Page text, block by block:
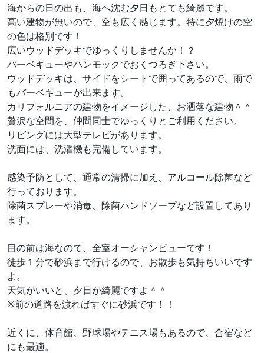
海からの日の出も、海へ沈む夕日もとても綺麗です。
高い建物が無いので、空も広く感じます。特に夕焼けの空
の色は格別です！
広いウッドデッキでゆっくりしませんか！？
バーベキューやハンモックでおくつろぎ下さい。
ウッドデッキは、サイドをシートで囲ってあるので、雨で
もバーベキューが出来ます。
カリフォルニアの建物をイメージした、お洒落な建物＾＾
贅沢な空間を、仲間同士でゆっくりとご利用ください。
リビングには大型テレビがあります。
洗面には、洗濯機も完備しています。
感染予防として、通常の清掃に加え、アルコール除菌など
行っております。
除菌スプレーや消毒、除菌ハンドソープなど設置してあり
ます。
目の前は海なので、全室オーシャンビューです！
徒歩１分で砂浜まで行けるので、お散歩も気持ちいいです
よ。
天気がいいと、夕日が綺麗ですよ＾＾
※前の道路を渡ればすぐに砂浜です！！
近くに、体育館、野球場やテニス場もあるので、合宿など
にも最適。